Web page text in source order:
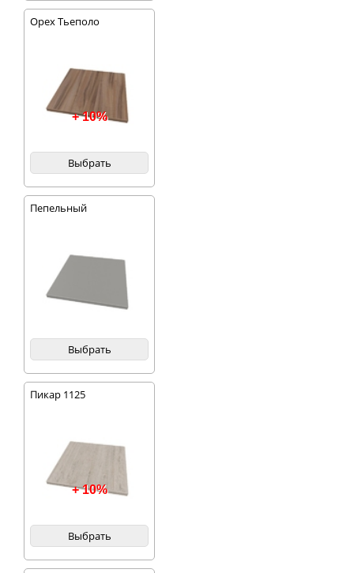
Орех Тьеполо
+ 10%
Выбрать
Пепельный
Выбрать
Пикар 1125
+ 10%
Выбрать